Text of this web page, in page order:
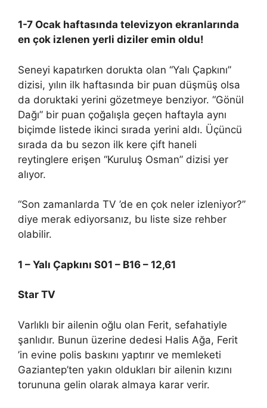
1-7 Ocak haftasında televizyon ekranlarında
en çok izlenen yerli diziler emin oldu!
Seneyi kapatırken dorukta olan “Yalı Çapkını”
dizisi, yılın ilk haftasında bir puan düşmüş olsa
da doruktaki yerini gözetmeye benziyor. “Gönül
Dağı” bir puan çoğalışla geçen haftayla aynı
biçimde listede ikinci sırada yerini aldı. Üçüncü
sırada da bu sezon ilk kere çift haneli
reytinglere erişen “Kuruluş Osman” dizisi yer
alıyor.
“Son zamanlarda TV ’de en çok neler izleniyor?”
diye merak ediyorsanız, bu liste size rehber
olabilir.
1 – Yalı Çapkını S01 – B16 – 12,61
Star TV
Varlıklı bir ailenin oğlu olan Ferit, sefahatiyle
şanlıdır. Bunun üzerine dedesi Halis Ağa, Ferit
’in evine polis baskını yaptırır ve memleketi
Gaziantep’ten yakın oldukları bir ailenin kızını
torununa gelin olarak almaya karar verir.